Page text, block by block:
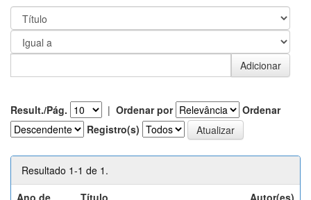
Result./Pág. | Ordenar por
Ordenar
Registro(s)
Resultado 1-1 de 1.
Ano de
Título Autor(es)